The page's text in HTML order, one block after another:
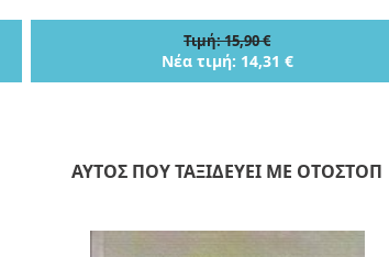
Τιμή: 15,90 €
Νέα τιμή: 14,31 €
ΑΥΤΟΣ ΠΟΥ ΤΑΞΙΔΕΥΕΙ ΜΕ ΟΤΟΣΤΟΠ